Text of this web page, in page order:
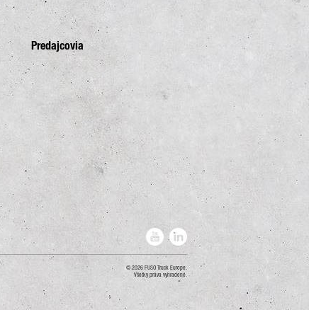
Predajcovia
2026 FUSO Truck Europe.
Všetky práva vyhradené.